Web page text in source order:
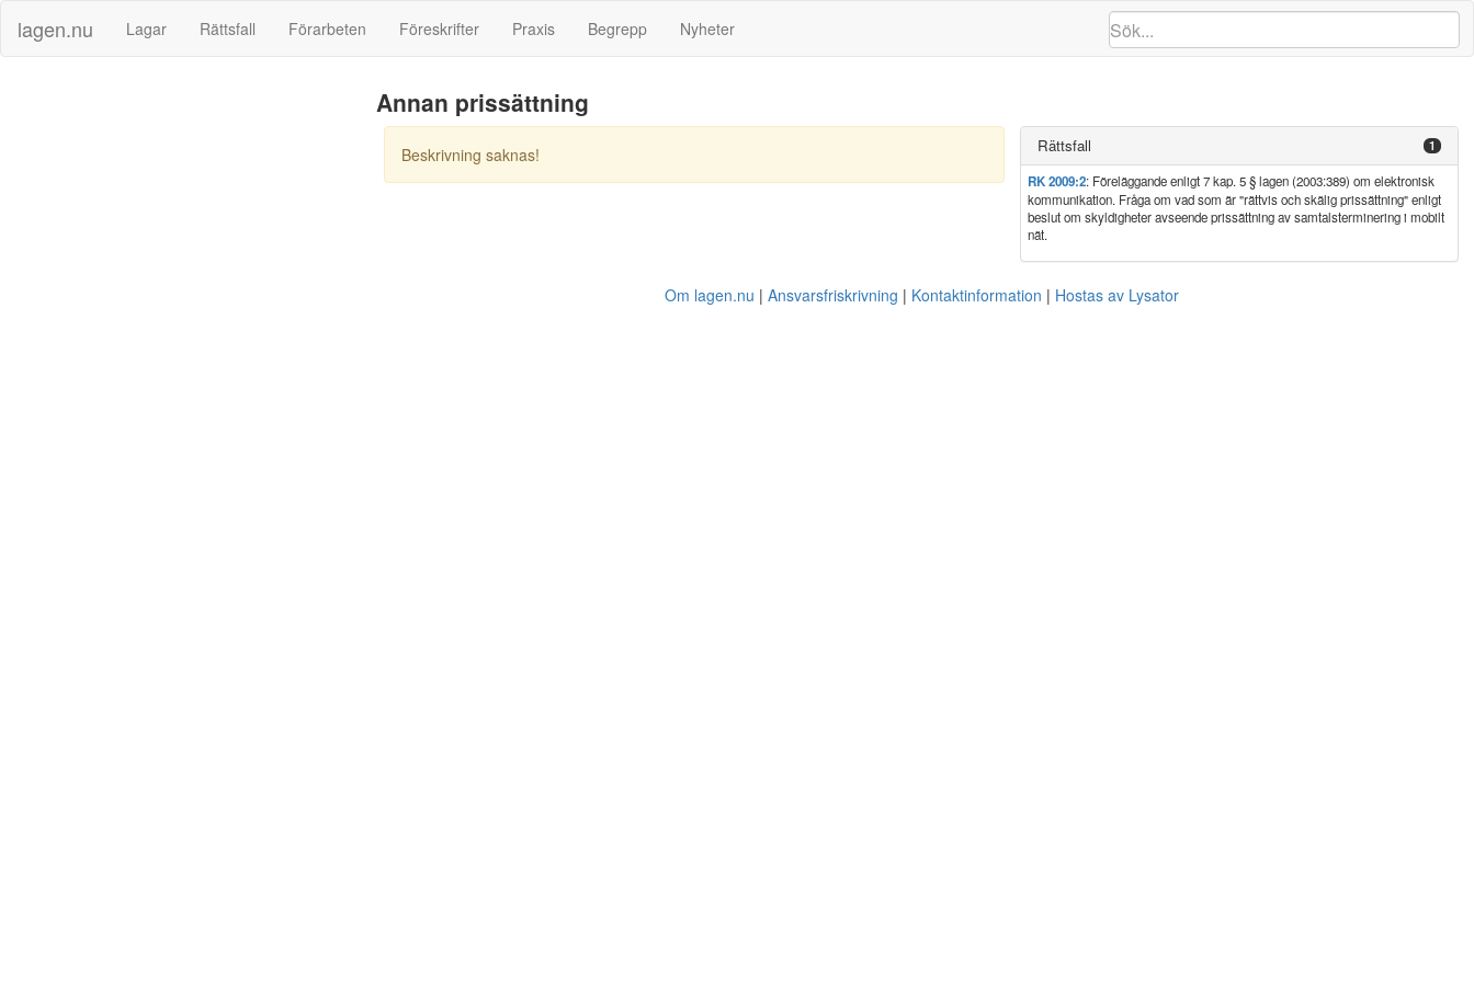
lagen.nu Lagar Rättsfall Förarbeten Föreskrifter Praxis Begrepp Nyheter
Annan prissättning
Beskrivning saknas! Rättsfall 1
RK 2009:2: Föreläggande enligt 7 kap. 5 § lagen (2003:389) om elektronisk
kommunikation. Fråga om vad som är "rättvis och skälig prissättning" enligt
beslut om skyldigheter avseende prissättning av samtalsterminering i mobilt
nät.
Om lagen.nu Ansvarsfriskrivning Kontaktinformation Hostas av Lysator